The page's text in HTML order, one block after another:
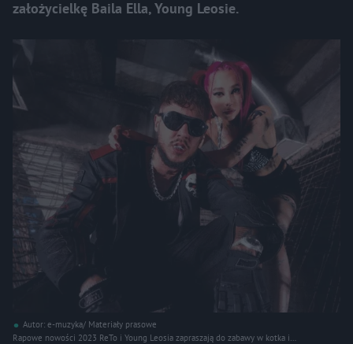
założycielkę Baila Ella, Young Leosie.
Autor: e-muzyka/ Materiały prasowe
Rapowe nowości 2023 ReTo i Young Leosia zapraszają do zabawy w kotka i